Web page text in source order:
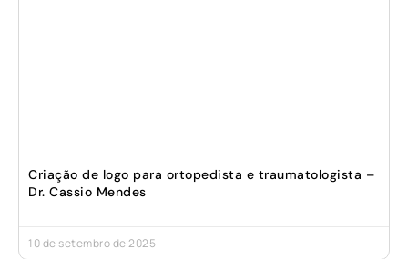
Criação de logo para ortopedista e traumatologista –
Dr. Cassio Mendes
10 de setembro de 2025